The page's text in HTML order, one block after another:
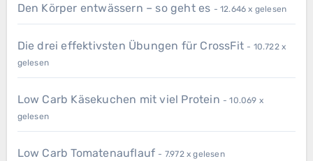
Den Körper entwässern – so geht es - 12.646 x gelesen
Die drei effektivsten Übungen für CrossFit - 10.722 x
gelesen
Low Carb Käsekuchen mit viel Protein - 10.069 x
gelesen
Low Carb Tomatenauflauf - 7.972 x gelesen